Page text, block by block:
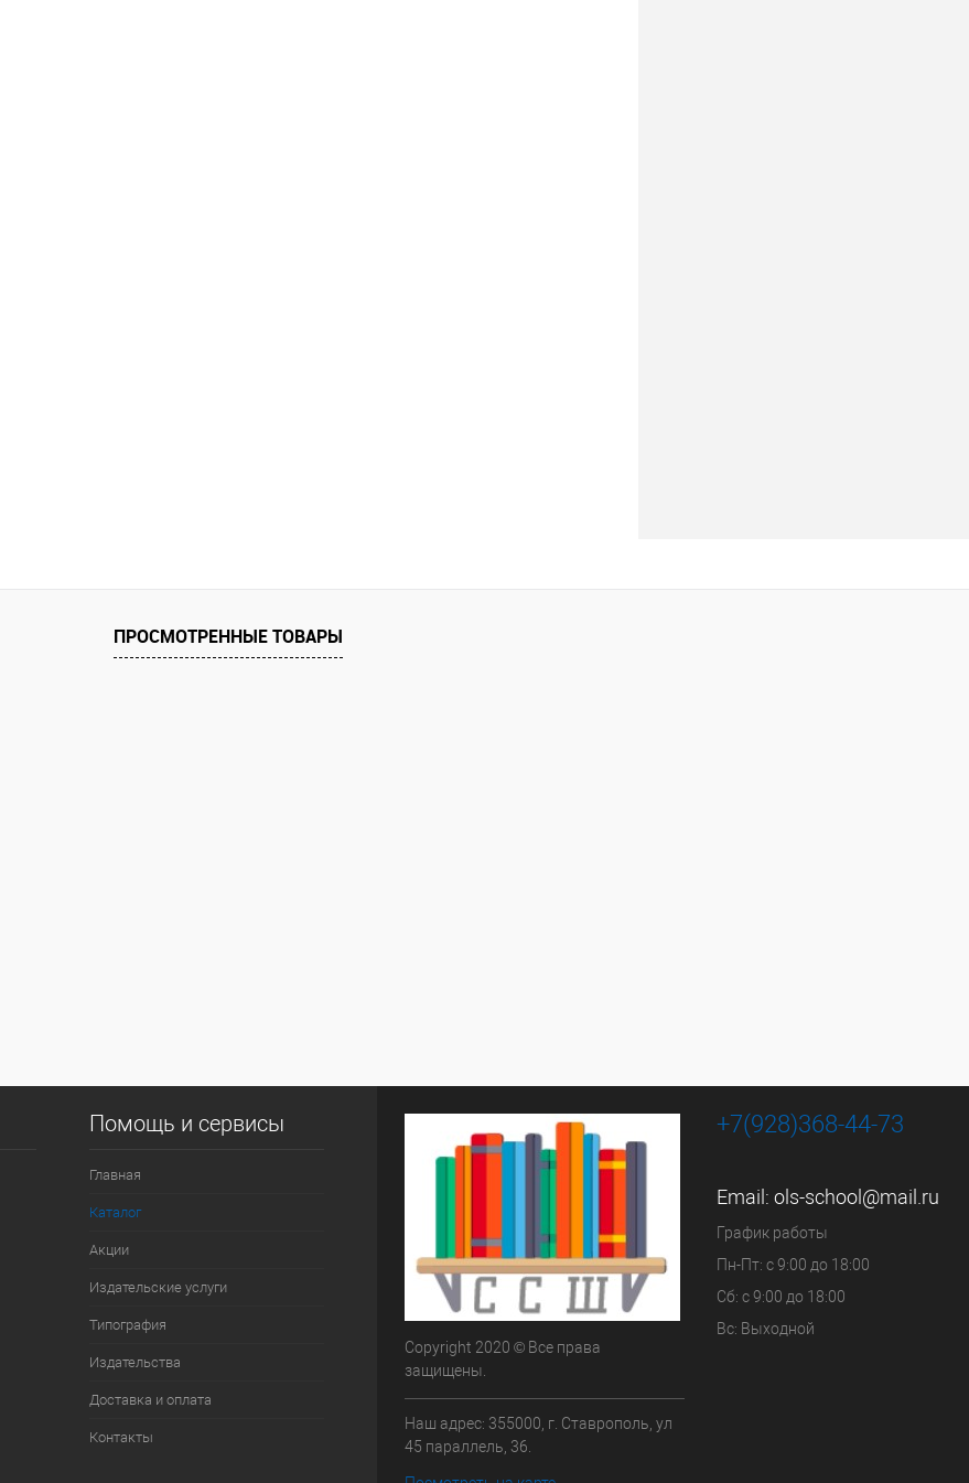
ПРОСМОТРЕННЫЕ ТОВАРЫ
Помощь и сервисы
Главная
Каталог
Акции
Издательские услуги
Типография
Издательства
Доставка и оплата
Контакты
Copyright 2020 © Все права
защищены.
Наш адрес: 355000, г. Ставрополь, ул
45 параллель, 36.
+7(928)368-44-73
Email: ols-school@mail.ru
График работы
Пн-Пт: с 9:00 до 18:00
Сб: с 9:00 до 18:00
Вс: Выходной